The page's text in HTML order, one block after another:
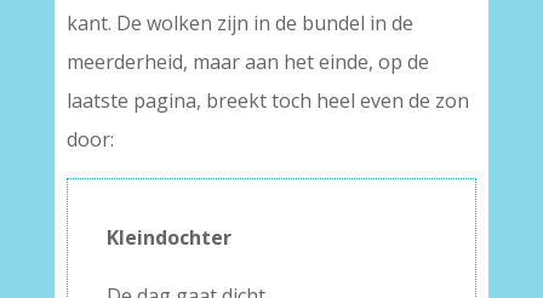
kant. De wolken zijn in de bundel in de
meerderheid, maar aan het einde, op de
laatste pagina, breekt toch heel even de zon
door:
Kleindochter